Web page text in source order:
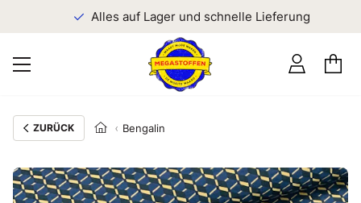
Alles auf Lager und schnelle Lieferung
ZURÜCK Bengalin